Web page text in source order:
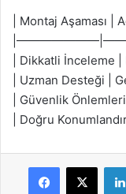
| Montaj Aşaması |
| Dikkatli İnceleme
| Uzman Desteği |
| Güvenlik
| Doğru
Facebook
X